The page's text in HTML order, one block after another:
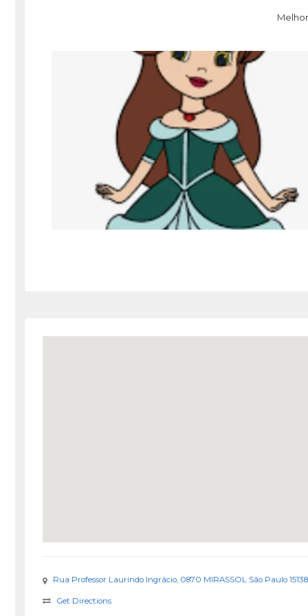
Rua Professor Laurindo Ingrácio, 0870 MIRASSOL São Paulo
Get Directions